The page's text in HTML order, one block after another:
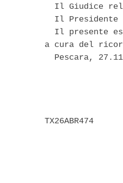
Il Giudice
Il Presidente
Il presente
a cura del
Pescara,